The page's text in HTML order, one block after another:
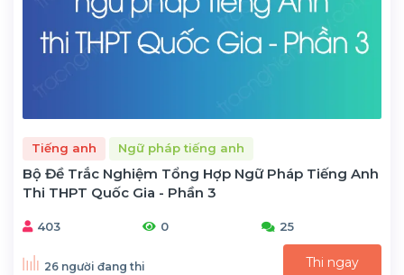
Tiếng anh Ngữ pháp tiếng anh
Bộ Đề Trắc Nghiệm Tổng Hợp Ngữ Pháp Tiếng Anh
Thi THPT Quốc Gia - Phần 3
403 0 25
26 người đang thi Thi ngay